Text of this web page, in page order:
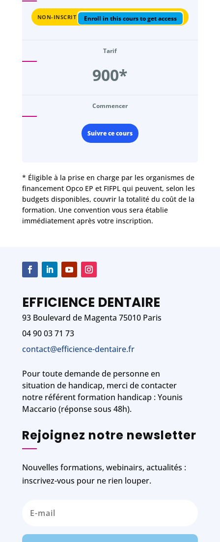
NON-INSCRIT Enroll in this cours to get access
Tarif
900*
Commencer
Suivre ce cours
* Éligible à la prise en charge par les organismes de
financement Opco EP et FIFPL qui peuvent, selon les
budgets disponibles, couvrir la totalité du coût de la
formation. Une convention vous sera établie
immédiatement après votre inscription.
EFFICIENCE DENTAIRE
93 Boulevard de Magenta 75010 Paris
04 90 03 71 73
contact@efficience-dentaire.fr
Pour toute demande de personne en
situation de handicap, merci de contacter
notre référent formation handicap : Younis
Maccario (réponse sous 48h).
Rejoignez notre newsletter
Nouvelles formations, webinairs, actualités :
inscrivez-vous pour ne rien louper.